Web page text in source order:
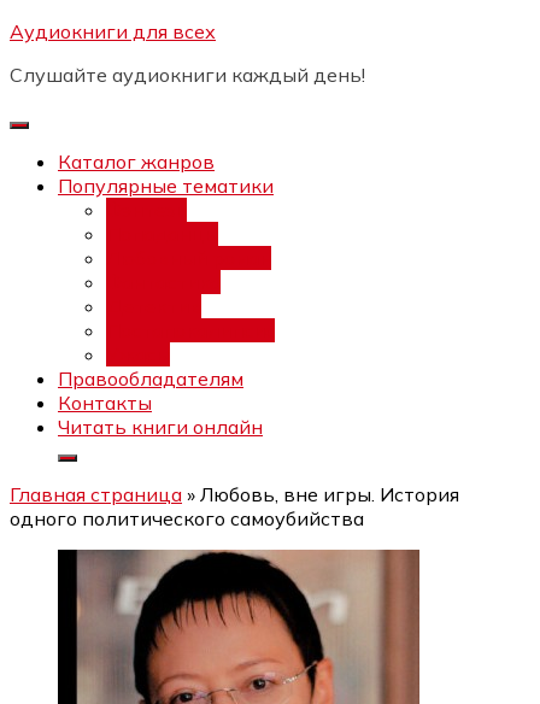
Перейти
содержимому
Аудиокниги для всех
Слушайте аудиокниги каждый день!
Каталог жанров
Популярные тематики
Правообладателям
Контакты
Читать книги онлайн
Главная страница » Любовь, вне игры. История
одного политического самоубийства
Бесплатный интенсив:
каналов"